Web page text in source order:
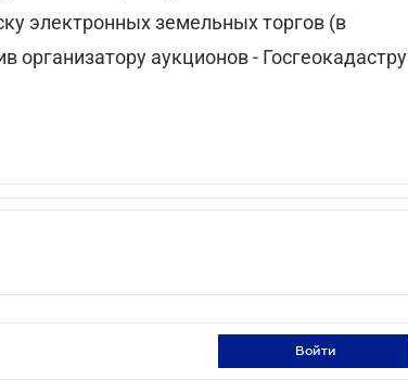
электронных земельных торгов (в
организатору аукционов - Госгеокадастру
войти